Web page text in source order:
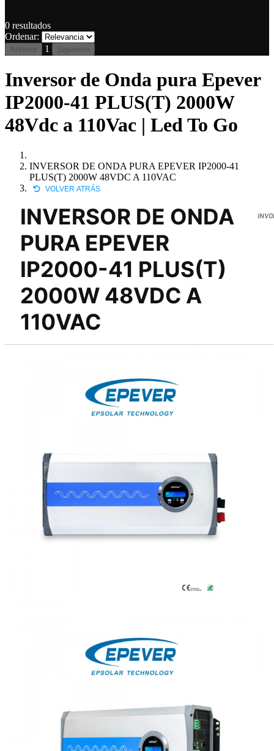
0 resultados
Ordenar:
Anterior 1 Siguiente
Inversor de Onda pura Epever
IP2000-41 PLUS(T) 2000W
48Vdc a 110Vac | Led To Go
INVERSOR DE ONDA PURA EPEVER IP2000-41
PLUS(T) 2000W 48VDC A 110VAC
VOLVER ATRÁS
INVERSOR DE ONDA
PURA EPEVER
IP2000-41 PLUS(T)
2000W 48VDC A
110VAC